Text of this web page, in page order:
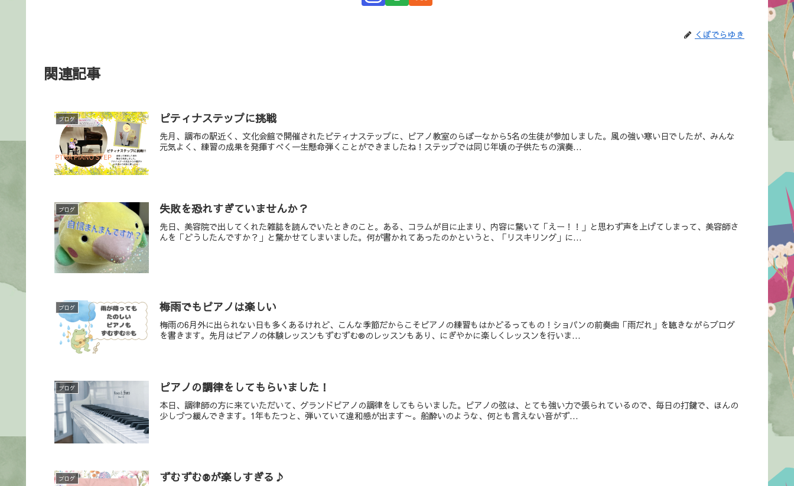
くぼでらゆき
関連記事
ブログ ピティナステップに挑戦
先月、調布の駅近く、文化会館で開催されたピティナステップに、ピアノ教室のらぼーなから5名の生徒が参加しました。風の強い寒い日でしたが、みんな
元気よく、練習の成果を発揮すべく一生懸命弾くことができましたね！ステップでは同じ年頃の子供たちの演奏...
ブログ 失敗を恐れすぎていませんか？
先日、美容院で出してくれた雑誌を読んでいたときのこと。ある、コラムが目に止まり、内容に驚いて「えー！！」と思わず声を上げてしまって、美容師さ
んを「どうしたんですか？」と驚かせてしまいました。何が書かれてあったのかというと、「リスキリング」に...
ブログ 梅雨でもピアノは楽しい
梅雨の6月外に出られない日も多くあるけれど、こんな季節だからこそピアノの練習もはかどるってもの！ショパンの前奏曲「雨だれ」を聴きながらブログ
を書きます。先月はピアノの体験レッスンもずむずむ®のレッスンもあり、にぎやかに楽しくレッスンを行いま...
ブログ ピアノの調律をしてもらいました！
本日、調律師の方に来ていただいて、グランドピアノの調律をしてもらいました。ピアノの弦は、とても強い力で張られているので、毎日の打鍵で、ほんの
少しづつ緩んできます。1年もたつと、弾いていて違和感が出ます～。船酔いのような、何とも言えない音がず...
ブログ ずむずむ®が楽しすぎる♪